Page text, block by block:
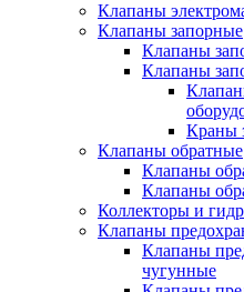
Клапаны
Клапаны запорные
Клапаны
Клапаны
Краны
Клапаны обратные
Клапаны
Клапаны
Коллекторы и
Клапаны
Клапаны
чугунные